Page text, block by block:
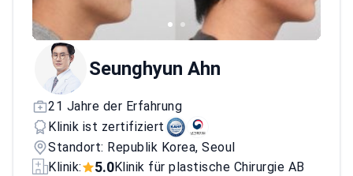
Seunghyun Ahn
21 Jahre der Erfahrung
Klinik ist zertifiziert
Standort: Republik Korea, Seoul
Klinik:
5.0Klinik für plastische Chirurgie AB